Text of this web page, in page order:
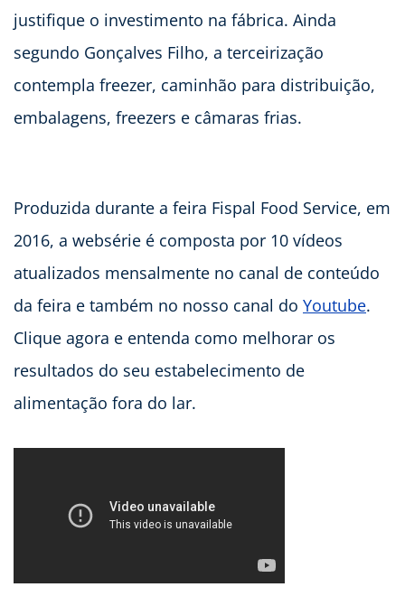
justifique o investimento na fábrica. Ainda
segundo Gonçalves Filho, a terceirização
contempla freezer, caminhão para distribuição,
embalagens, freezers e câmaras frias.
Produzida durante a feira Fispal Food Service, em
2016, a websérie é composta por 10 vídeos
atualizados mensalmente no canal de conteúdo
da feira e também no nosso canal do Youtube.
Clique agora e entenda como melhorar os
resultados do seu estabelecimento de
alimentação fora do lar.